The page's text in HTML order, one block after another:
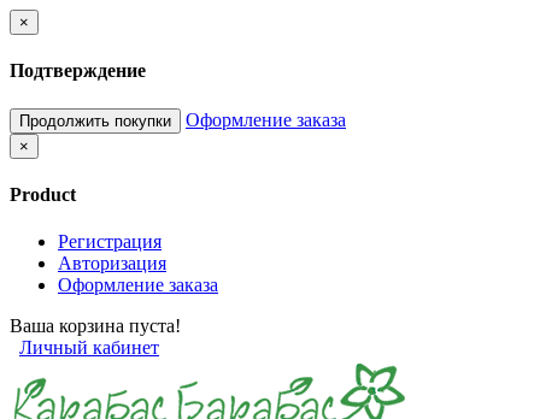
×
Подтверждение
Продолжить покупки Оформление заказа
×
Product
Регистрация
Авторизация
Оформление заказа
Ваша корзина пуста!
Личный кабинет